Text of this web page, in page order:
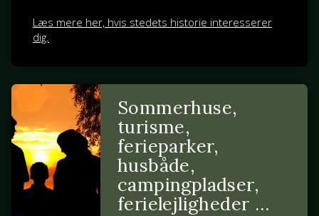
Læs mere her, hvis stedets historie interesserer
dig.
Sommerhuse,
turisme,
ferieparker,
husbåde,
campingpladser,
ferielejligheder …